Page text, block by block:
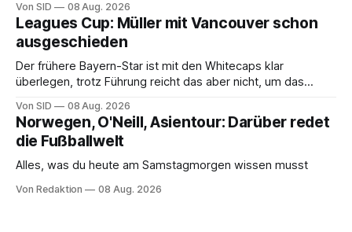
Von SID 08 Aug. 2026
Leagues Cup: Müller mit Vancouver schon
ausgeschieden
Der frühere Bayern-Star ist mit den Whitecaps klar
überlegen, trotz Führung reicht das aber nicht, um das
Von SID 08 Aug. 2026
Norwegen, O'Neill, Asientour: Darüber redet
die Fußballwelt
Alles, was du heute am Samstagmorgen wissen musst
Von Redaktion 08 Aug. 2026